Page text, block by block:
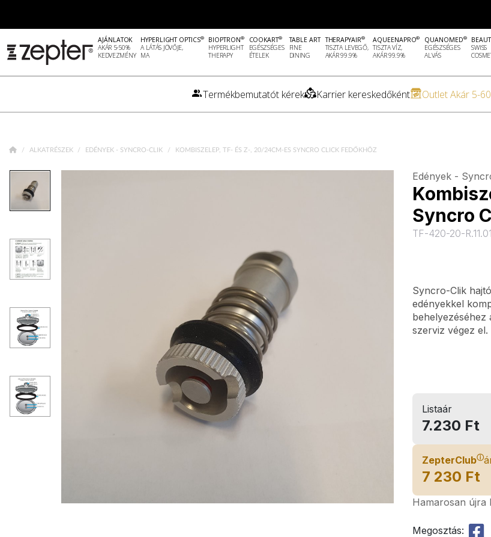
AJÁNLATOK
AKÁR 5-50%
KEDVEZMÉNY
HYPERLIGHT OPTICS®
A LÁTÁS JÖVŐJE,
MA
BIOPTRON®
HYPERLIGHT
THERAPY
COOKART®
EGÉSZSÉGES
ÉTELEK
TABLE ART
FINE
DINING
THERAPYAIR®
TISZTA LEVEGŐ,
AKÁR 99.9%
AQUEENAPRO®
TISZTA VÍZ,
AKÁR 99.9%
QUANOMED®
EGÉSZSÉGES
ALVÁS
SWISS
Termékbemutatót kérek Karrier kereskedőként Outlet Akár 5-
ALKATRÉSZEK EDÉNYEK - SYNCRO-CLIK KOMBISZELEP, TF- ÉS Z-, 20/24CM-ES SYNCRO CLICK FEDŐKHÖZ
Edények -
Syncro
TF-420-20-R.11.01
Syncro-Clik
edényekkel
behelyezéséhez
szerviz végez
Listaár
7.230 Ft
ZepterClubⓘ
7 230 Ft
Hamarosan újra
Megosztás: